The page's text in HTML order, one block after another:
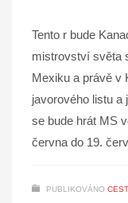
Tento r bude
mistrovství světa
Mexiku a právě v
javorového listu
se bude hrát MS
června do 19.
PUBLIKOVÁNO